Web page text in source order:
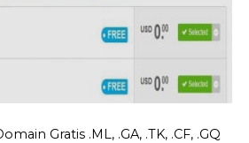
Gratis .ML, .GA, .TK, .CF, .GQ